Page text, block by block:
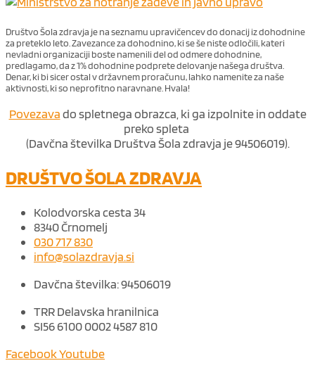
Društvo Šola zdravja je na seznamu upravičencev do donacij iz dohodnine
za preteklo leto. Zavezance za dohodnino, ki se še niste odločili, kateri
nevladni organizaciji boste namenili del od odmere dohodnine,
predlagamo, da z 1% dohodnine podprete delovanje našega društva.
Denar, ki bi sicer ostal v državnem proračunu, lahko namenite za naše
aktivnosti, ki so neprofitno naravnane. Hvala!
Povezavado spletnega obrazca, ki ga izpolnite in oddate
preko spleta
(Davčna številka Društva Šola zdravja je 94506019).
DRUŠTVO ŠOLA ZDRAVJA
Kolodvorska cesta 34
8340 Črnomelj
030 717 830
info@solazdravja.si
Davčna številka: 94506019
TRR Delavska hranilnica
SI56 6100 0002 4587 810
FacebookYoutube